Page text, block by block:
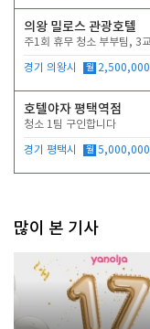
의왕 밀로스 관광호텔
주1회 휴무 청소 부부팀, 3
경기 의왕시 월 2,500,000
호텔야자 평택역점
청소 1팀 구인합니다
경기 평택시 월 5,000,000
많이 본 기사